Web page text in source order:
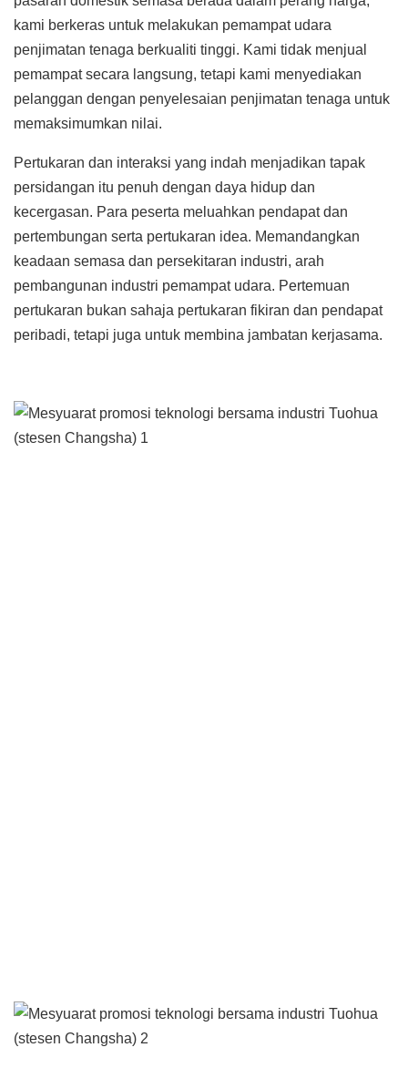
kami berkeras untuk melakukan pemampat udara
penjimatan tenaga berkualiti tinggi. Kami tidak menjual
pemampat secara langsung, tetapi kami menyediakan
pelanggan dengan penyelesaian penjimatan tenaga untuk
memaksimumkan nilai.
Pertukaran dan interaksi yang indah menjadikan tapak
persidangan itu penuh dengan daya hidup dan
kecergasan. Para peserta meluahkan pendapat dan
pertembungan serta pertukaran idea. Memandangkan
keadaan semasa dan persekitaran industri, arah
pembangunan industri pemampat udara. Pertemuan
pertukaran bukan sahaja pertukaran fikiran dan pendapat
peribadi, tetapi juga untuk membina jambatan kerjasama.